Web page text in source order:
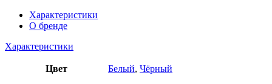
Характеристики
О бренде
Характеристики
Цвет Белый, Чёрный